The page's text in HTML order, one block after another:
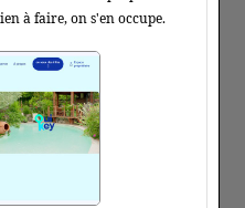
à faire, on s'en occupe.